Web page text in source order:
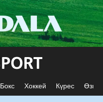
Бокс Хоккей Күрес Өзге